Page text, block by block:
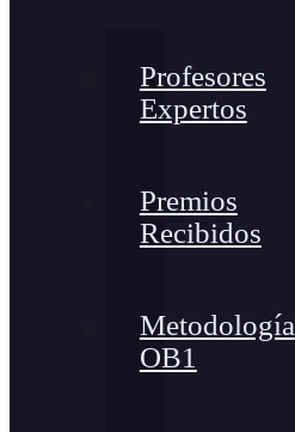
Profesores
Expertos
Premios
Recibidos
Metodología
OB1